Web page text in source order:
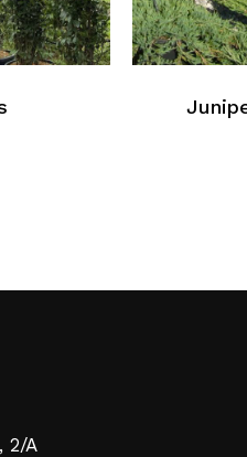
im Warenkorb
2/A